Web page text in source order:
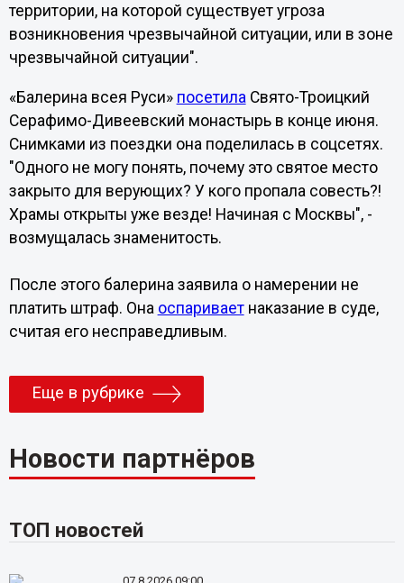
территории, на которой существует угроза
возникновения чрезвычайной ситуации, или в зоне
чрезвычайной ситуации".
«Балерина всея Руси» посетила Свято-Троицкий
Серафимо-Дивеевский монастырь в конце июня.
Снимками из поездки она поделилась в соцсетях.
"Одного не могу понять, почему это святое место
закрыто для верующих? У кого пропала совесть?!
Храмы открыты уже везде! Начиная с Москвы", -
возмущалась знаменитость.
После этого балерина заявила о намерении не
платить штраф. Она оспариваетнаказание в суде,
считая его несправедливым.
Еще в рубрике
Новости партнёров
ТОП новостей